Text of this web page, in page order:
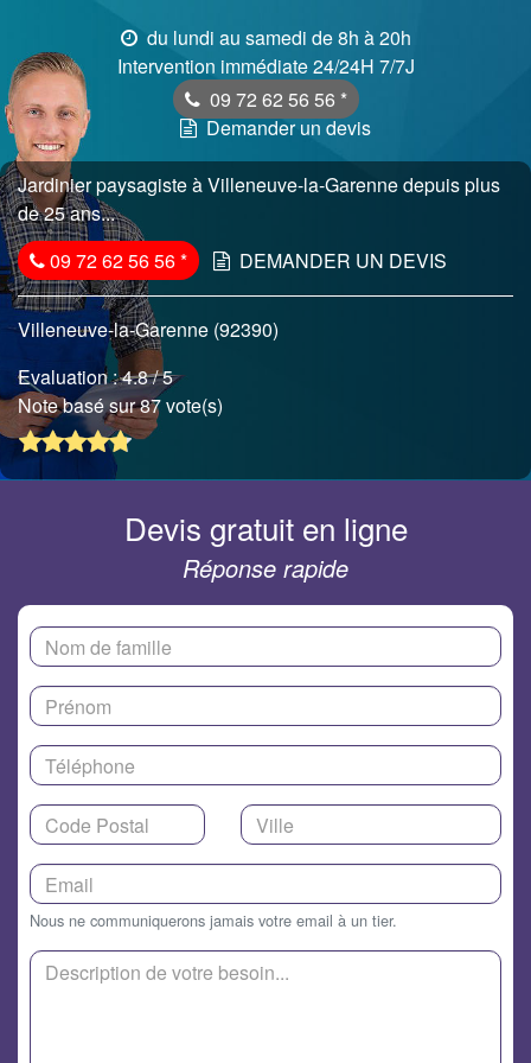
du lundi au samedi de 8h à 20h
Intervention immédiate 24/24H 7/7J
09 72 62 56 56 *
Demander un devis
Jardinier paysagiste à Villeneuve-la-Garenne depuis plus
de 25 ans...
09 72 62 56 56* DEMANDER UN DEVIS
Villeneuve-la-Garenne (92390)
Evaluation :4.8/ 5
Note basé sur 87 vote(s)
Devis gratuit en ligne
Réponse rapide
Nous ne communiquerons jamais votre email à un tier.